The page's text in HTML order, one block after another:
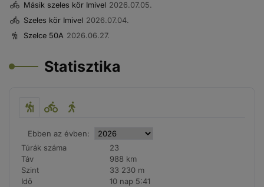
Másik szeles kör Imivel 2026.07.05.
Szeles kör Imivel 2026.07.04.
Szelce 50A 2026.06.27.
Statisztika
Ebben az évben:
Túrák száma
23
Táv
988 km
Szint
33 230 m
Idő
10 nap 5:41